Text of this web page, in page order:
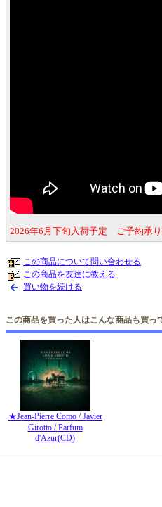
2026年6月下旬入荷予定 ご予約承り
この商品について問い合わせる
この商品を友達に教える
買い物を続ける
この商品を買った人はこんな商品も買っ
★Jean-Pierre Como / Javier
Girotto / Parfum
d'Azur(CD)